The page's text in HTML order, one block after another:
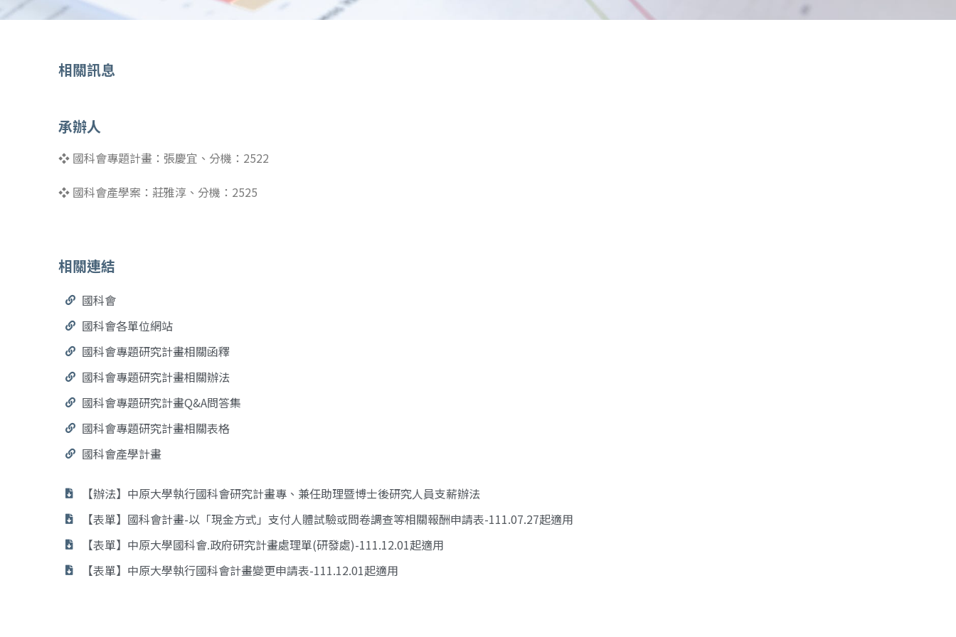
相關訊息
承辦人
❖ 國科會專題計畫：張慶宜、分機： 2522
❖ 國科會產學案：莊雅淳、分機：2525
相關連結
國科會
國科會各單位網站
國科會專題研究計畫相關函釋
國科會專題研究計畫相關辦法
國科會專題研究計畫Q&A問答集
國科會專題研究計畫相關表格
國科會產學計畫
【辦法】中原大學執行國科會研究計畫專、兼任助理暨博士後研究人員支薪辦法
【表單】國科會計畫-以「現金方式」支付人體試驗或問卷調查等相關報酬申請表-111.07.27起適用
【表單】中原大學國科會.政府研究計畫處理單(研發處)-111.12.01起適用
【表單】中原大學執行國科會計畫變更申請表-111.12.01起適用